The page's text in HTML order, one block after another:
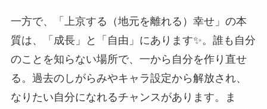
一方で、「上京する（地元を離れる）幸せ」の本
質は、「成長」と「自由」にあります✨。誰も自分
のことを知らない場所で、一から自分を作り直せ
る。過去のしがらみやキャラ設定から解放され、
なりたい自分になれるチャンスがあります。ま